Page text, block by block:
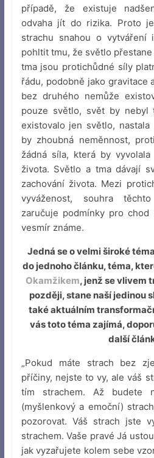
případě, že existuje
odvaha jít do rizika. Proto
strachu snahou o vytváření
pohltit tmu, že světlo
tma jsou protichůdné síly
řádu, podobně jako gravitace
bez druhého nemůže
pouze světlo, svět by
existovalo jen světlo,
by zhoubná neměnnost,
žádná síla, která by
života. Světlo a tma dávají
zachování života. Mezi
vyváženost, souhra
zaručuje podmínky pro
vesmír známe.
Jedná se o velmi široké
do jednoho článku, téma,
Okamžikem, jenž se vlivem
později, stane naší jedinou
také aktuálním
vás toto téma zajímá,
další
„Pokud máte strach bez
příčiny, nejste to vy, ale váš
tím strachem. Až budete
(myšlenkový a emoční)
pozorovat. Váš strach jste
strachem. Vaše pravé Já
jak vyzařujete kolem sebe